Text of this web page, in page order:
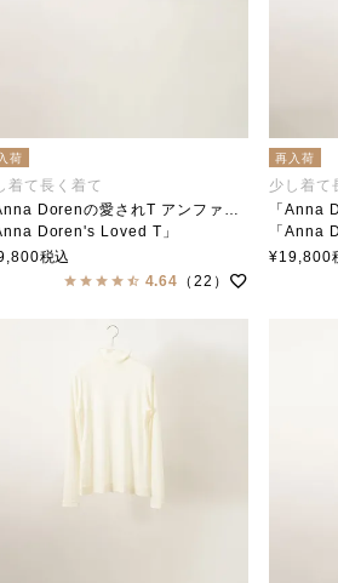
荷
着て長く着て
「Anna Dorenの愛されT アンファン」
Doren's Loved T」
（ステンカラー）
税込
4.64 （22）
再入荷
少し着て
「Anna
¥19,800